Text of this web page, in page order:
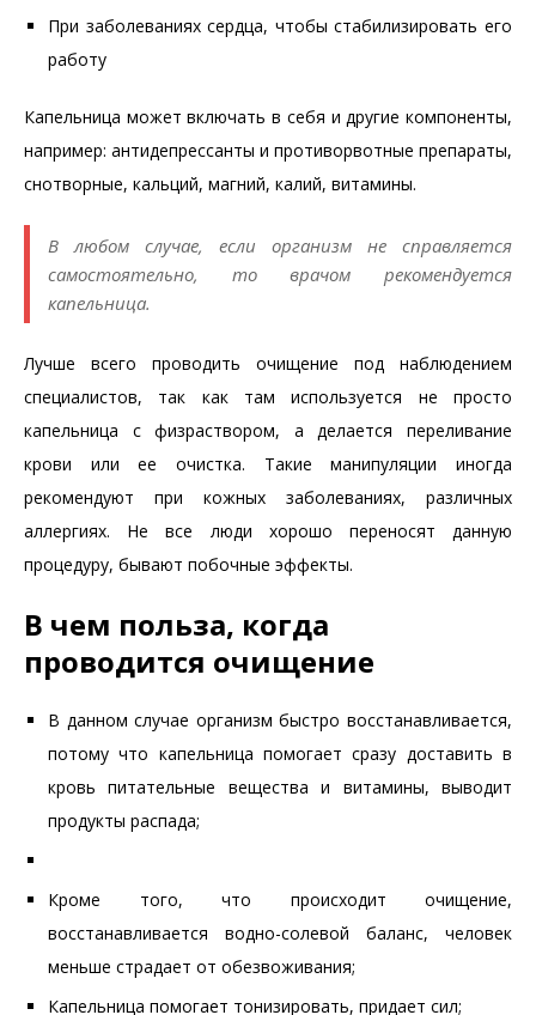
При заболеваниях сердца, чтобы стабилизировать его
работу
Капельница может включать в себя и другие компоненты,
например: антидепрессанты и противорвотные препараты,
снотворные, кальций, магний, калий, витамины.
В любом случае, если организм не справляется
самостоятельно, то врачом рекомендуется
капельница.
Лучше всего проводить очищение под наблюдением
специалистов, так как там используется не просто
капельница с физраствором, а делается переливание
крови или ее очистка. Такие манипуляции иногда
рекомендуют при кожных заболеваниях, различных
аллергиях. Не все люди хорошо переносят данную
процедуру, бывают побочные эффекты.
В чем польза, когда
проводится очищение
В данном случае организм быстро восстанавливается,
потому что капельница помогает сразу доставить в
кровь питательные вещества и витамины, выводит
продукты распада;
Кроме того, что происходит очищение,
восстанавливается водно-солевой баланс, человек
меньше страдает от обезвоживания;
Капельница помогает тонизировать, придает сил;